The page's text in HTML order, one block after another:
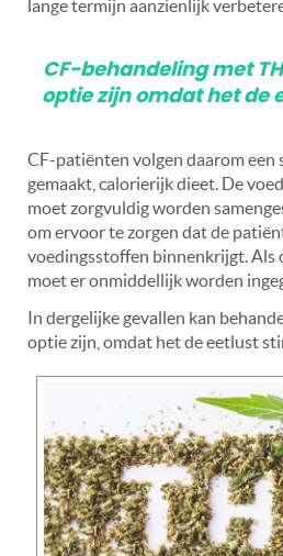
lange termijn aanzienlijk
CF-behandeling met
optie zijn omdat het de
CF-patiënten volgen daarom een
gemaakt, calorierijk dieet. De
moet zorgvuldig worden
om ervoor te zorgen dat de
voedingsstoffen binnenkrijgt. Als
moet er onmiddellijk worden
In dergelijke gevallen kan
optie zijn, omdat het de eetlust